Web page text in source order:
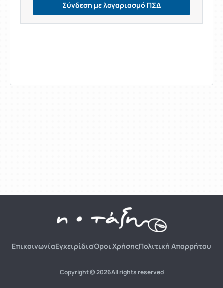
Σύνδεση με λογαριασμό ΠΣΔ
ΕπικοινωνίαΕγχειρίδιαΌροι ΧρήσηςΠολιτική Απορρήτου
Copyright © 2026 All rights reserved